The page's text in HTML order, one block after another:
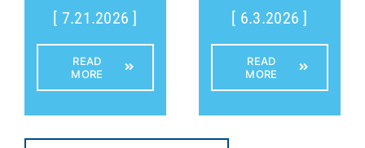
[ 7.21.2026 ]
READ
MORE
[ 6.3.2026 ]
READ
MORE